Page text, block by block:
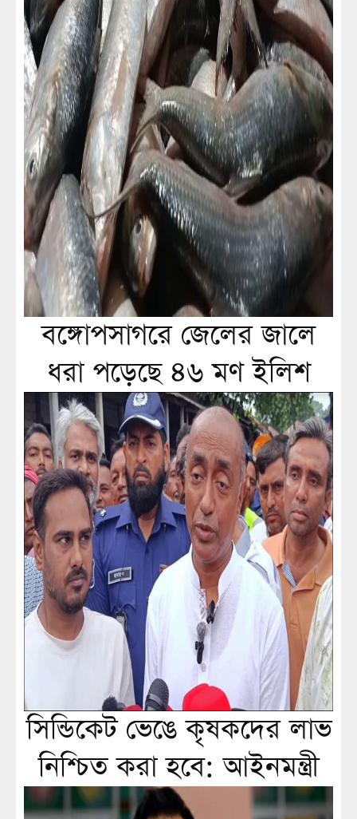
বঙ্গোপসাগরে জেলের জালে
ধরা পড়েছে ৪৬ মণ ইলিশ
সিন্ডিকেট ভেঙে কৃষকদের লাভ
নিশ্চিত করা হবে: আইনমন্ত্রী